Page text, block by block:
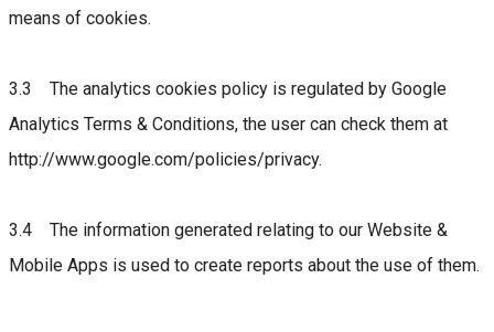
means of cookies.
3.3 The analytics cookies policy is regulated by Google
Analytics Terms & Conditions, the user can check them at
http://www.google.com/policies/privacy.
3.4 The information generated relating to our Website &
Mobile Apps is used to create reports about the use of them.